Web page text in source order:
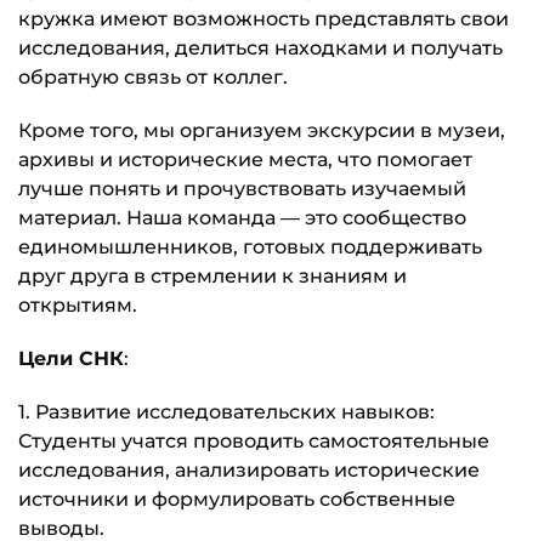
кружка имеют возможность представлять свои
исследования, делиться находками и получать
обратную связь от коллег.
Кроме того, мы организуем экскурсии в музеи,
архивы и исторические места, что помогает
лучше понять и прочувствовать изучаемый
материал. Наша команда — это сообщество
единомышленников, готовых поддерживать
друг друга в стремлении к знаниям и
открытиям.
Цели СНК:
1. Развитие исследовательских навыков:
Студенты учатся проводить самостоятельные
исследования, анализировать исторические
источники и формулировать собственные
выводы.